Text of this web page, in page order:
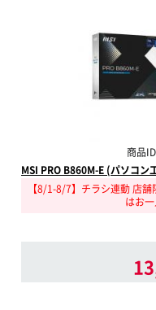
商品ID
MSI PRO B860M-E (パソコン
【8/1-8/7】チラシ連動 店
はお